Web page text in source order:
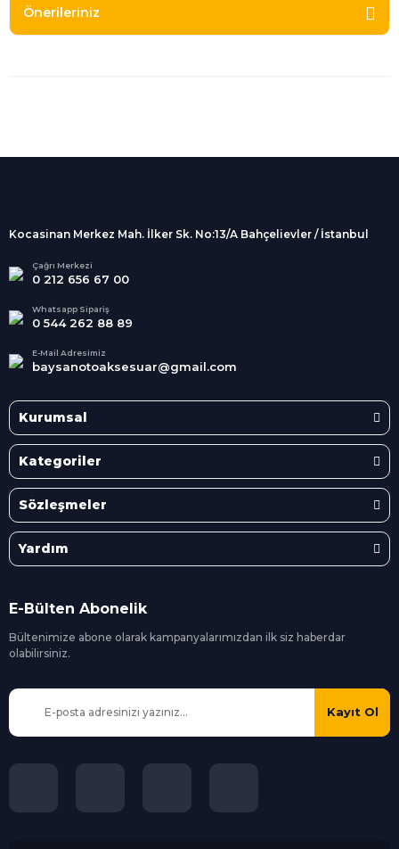
Önerileriniz
Alışveriş
kargolanmaktadır.
Tüm Kredi Kartlarına taksit
seçenekleri
Kocasinan Merkez Mah. İlker Sk. No:13/A Bahçelievler / İstanbul
Çağrı Merkezi
0 212 656 67 00
Whatsapp Sipariş
0 544 262 88 89
E-Mail Adresimiz
baysanotoaksesuar@gmail.com
Kurumsal
Kategoriler
Sözleşmeler
Yardım
E-Bülten Abonelik
Bültenimize abone olarak kampanyalarımızdan ilk siz haberdar
olabilirsiniz.
Kayıt Ol